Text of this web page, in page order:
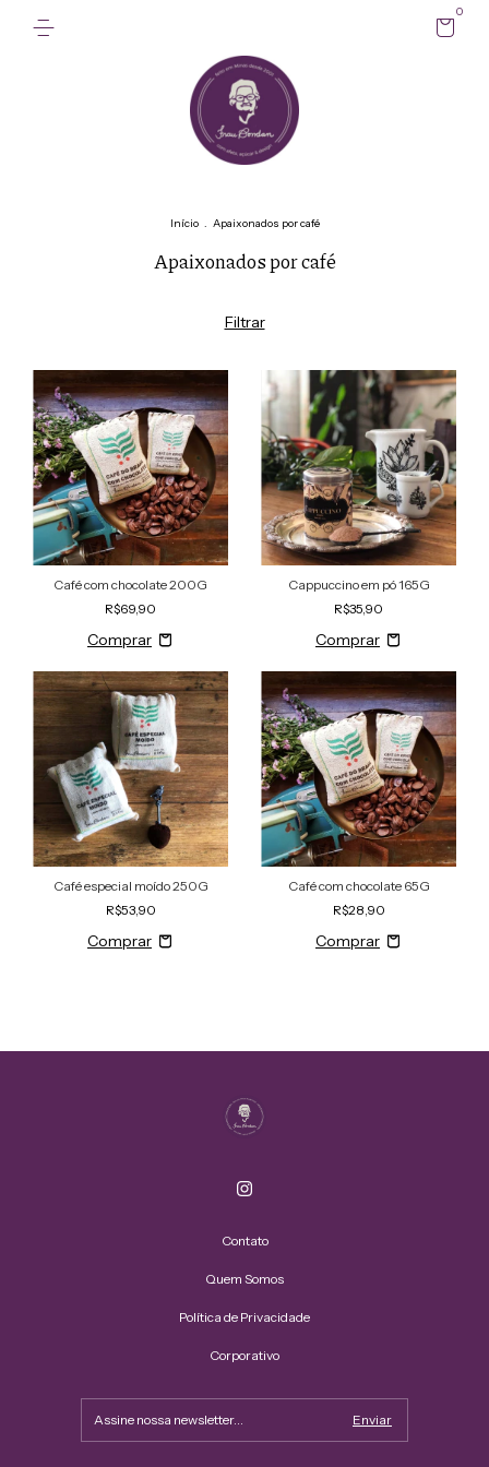
0
Início . Apaixonados por café
Apaixonados por café
Filtrar
Café com chocolate 200G
R$69,90
Cappuccino em pó 165G
R$35,90
Café especial moído 250G
R$53,90
Café com chocolate 65G
R$28,90
Contato
Quem Somos
Política de Privacidade
Corporativo